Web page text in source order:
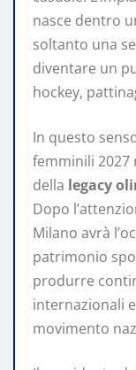
nasce dentro
soltanto una
diventare un
hockey,
In questo
femminili
della legacy
Dopo
Milano avrà
patrimonio
produrre
internazionali
movimento